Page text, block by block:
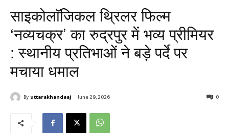
साइकोलाॅजिकल थ्रिलर फिल्म
‘नव्यचक्र’ का रुद्रपुर में भव्य प्रीमियर
: स्थानीय प्रतिभाओं ने बड़े पर्दे पर
मचाया धमाल
By uttarakhandaaj June 29, 2026 0